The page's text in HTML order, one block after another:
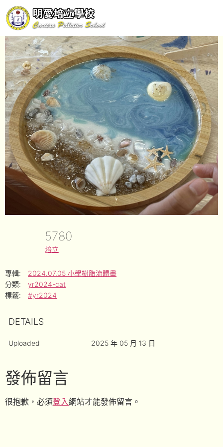
5780
培立
專輯:
2024.07.05 小學樹脂流體畫
分類:
yr2024-cat
標籤:
#yr2024
DETAILS
Uploaded 2025 年 05 月 13 日
發佈留言
很抱歉，必須登入網站才能發佈留言。